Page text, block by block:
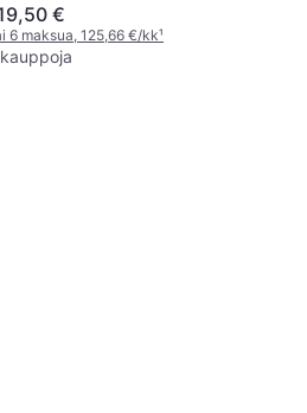
€
6 maksua, 125,66 €/kk¹